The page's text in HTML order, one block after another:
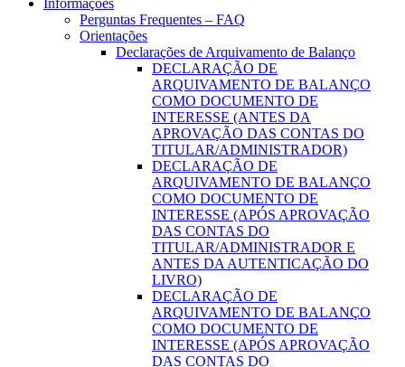
Informações
Perguntas Frequentes – FAQ
Orientações
Declarações de Arquivamento de Balanço
DECLARAÇÃO DE
ARQUIVAMENTO DE BALANÇO
COMO DOCUMENTO DE
INTERESSE (ANTES DA
APROVAÇÃO DAS CONTAS DO
TITULAR/ADMINISTRADOR)
DECLARAÇÃO DE
ARQUIVAMENTO DE BALANÇO
COMO DOCUMENTO DE
INTERESSE (APÓS APROVAÇÃO
DAS CONTAS DO
TITULAR/ADMINISTRADOR E
ANTES DA AUTENTICAÇÃO DO
LIVRO)
DECLARAÇÃO DE
ARQUIVAMENTO DE BALANÇO
COMO DOCUMENTO DE
INTERESSE (APÓS APROVAÇÃO
DAS CONTAS DO